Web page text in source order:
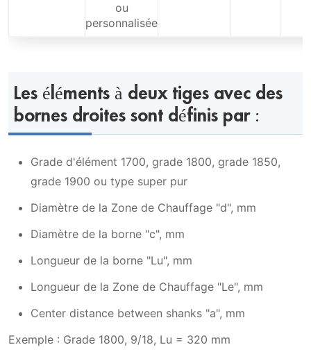
ou
personnalisée
Les éléments à deux tiges avec des
bornes droites sont définis par :
Grade d'élément 1700, grade 1800, grade 1850,
grade 1900 ou type super pur
Diamètre de la Zone de Chauffage "d", mm
Diamètre de la borne "c", mm
Longueur de la borne "Lu", mm
Longueur de la Zone de Chauffage "Le", mm
Center distance between shanks "a", mm
Exemple : Grade 1800, 9/18, Lu = 320 mm